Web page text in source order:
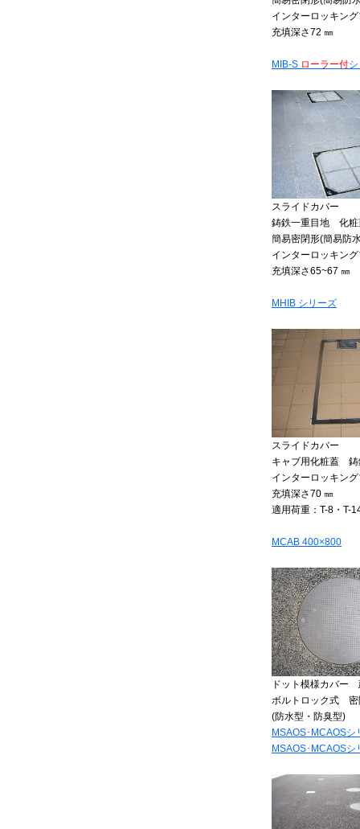
インターロッキン
充填深さ72 ㎜
MIB-S ローラー付
スライドカバー
鋳鉄一重目地 化粧
簡易密閉形(簡易防
インターロッキン
充填深さ65~67 ㎜
MHIB シリーズ
スライドカバー
キャブ用化粧蓋
インターロッキン
充填深さ70 ㎜
適用荷重：T-8・T-
MCAB 400×800
ドット模様カバー
ボルトロック式 密
(防水型・防臭型)
MSAOS･MCAOSシ
MSAOS･MCAOSシ